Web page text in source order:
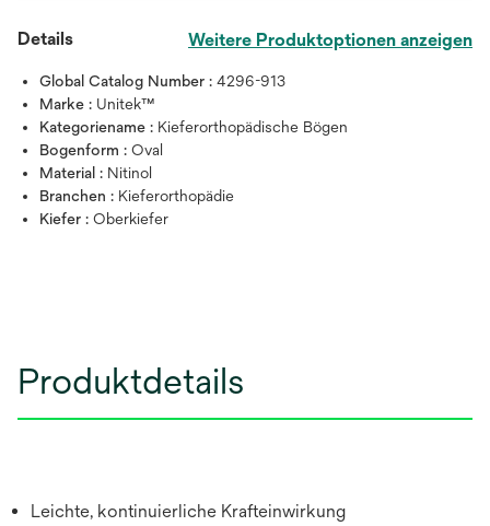
Details Weitere Produktoptionen anzeigen
Global Catalog Number : 4296-913
Marke : Unitek™
Kategoriename : Kieferorthopädische Bögen
Bogenform : Oval
Material : Nitinol
Branchen : Kieferorthopädie
Kiefer : Oberkiefer
Produktdetails
Leichte, kontinuierliche Krafteinwirkung